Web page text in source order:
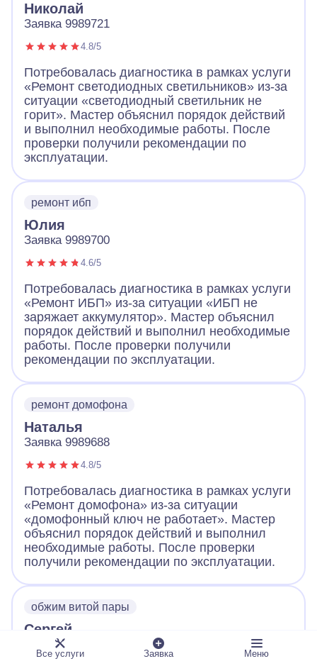
Николай
Заявка 9989721
4.8/5
Потребовалась диагностика в рамках услуги
«Ремонт светодиодных светильников» из-за
ситуации «светодиодный светильник не
горит». Мастер объяснил порядок действий
и выполнил необходимые работы. После
проверки получили рекомендации по
эксплуатации.
ремонт ибп
Юлия
Заявка 9989700
4.6/5
Потребовалась диагностика в рамках услуги
«Ремонт ИБП» из-за ситуации «ИБП не
заряжает аккумулятор». Мастер объяснил
порядок действий и выполнил необходимые
работы. После проверки получили
рекомендации по эксплуатации.
ремонт домофона
Наталья
Заявка 9989688
4.8/5
Потребовалась диагностика в рамках услуги
«Ремонт домофона» из-за ситуации
«домофонный ключ не работает». Мастер
объяснил порядок действий и выполнил
необходимые работы. После проверки
получили рекомендации по эксплуатации.
обжим витой пары
Сергей
Заявка 9989661
Все услуги Заявка Меню